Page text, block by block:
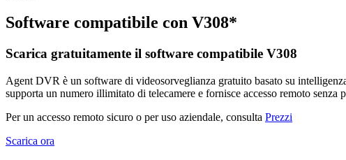
Software compatibile con V308*
Scarica gratuitamente il software compatibile V308
Agent DVR è un software di videosorveglianza gratuito basato su
supporta un numero illimitato di telecamere e fornisce accesso remoto
Per un accesso remoto sicuro o per uso aziendale, consulta Prezzi
Scarica ora